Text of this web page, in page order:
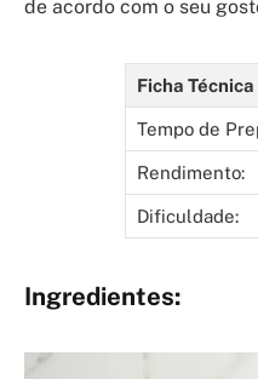
de acordo com o seu
Ficha Técnica
Tempo de
Rendimento:
Dificuldade:
Ingredientes: